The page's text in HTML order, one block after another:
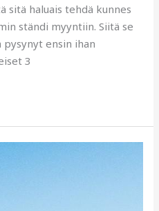
sitä haluais tehdä kunnes
ständi myyntiin. Siitä se
ensin ihan
3